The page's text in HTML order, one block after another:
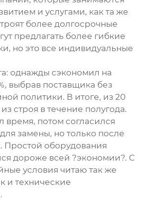
и услугами, как та же
более долгосрочные
предлагать более гибкие
но это все индивидуальные
однажды сэкономил на
выбрав поставщика без
политики. В итоге, из 20
строя в течение полугода.
время, потом согласился
замены, но только после
Простой оборудования
дороже всей ?экономии?. С
условия читаю так же
и технические